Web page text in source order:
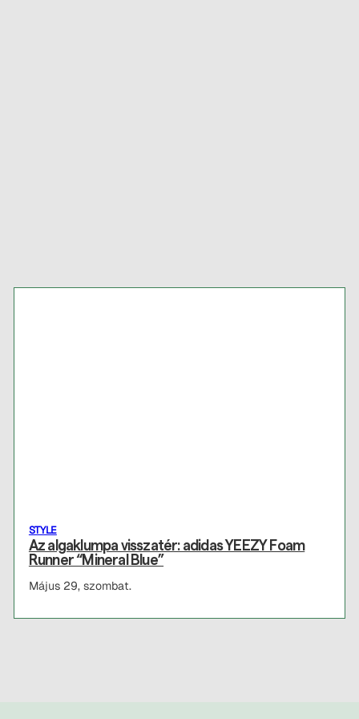
STYLE
Az algaklumpa visszatér: adidas YEEZY Foam
Runner “Mineral Blue”
Május 29, szombat.